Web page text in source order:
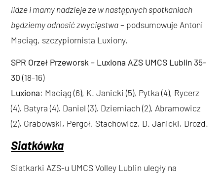
lidze i mamy nadzieje ze w następnych spotkaniach
będziemy odnosić zwycięstwa– podsumowuje Antoni
Maciąg, szczypiornista Luxiony.
SPR Orzeł Przeworsk – Luxiona AZS UMCS Lublin 35-
30(18-16)
Luxiona: Maciąg (6), K. Janicki (5), Pytka (4), Rycerz
(4), Batyra (4), Daniel (3), Dziemiach (2), Abramowicz
(2), Grabowski, Pergoł, Stachowicz, D. Janicki, Drozd.
Siatkówka
Siatkarki AZS-u UMCS Volley Lublin uległy na